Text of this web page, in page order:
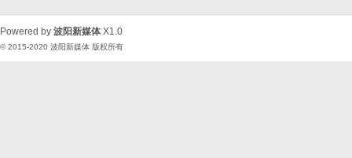
Powered by 波阳新媒体 X1.0
© 2015-2020 波阳新媒体 版权所有